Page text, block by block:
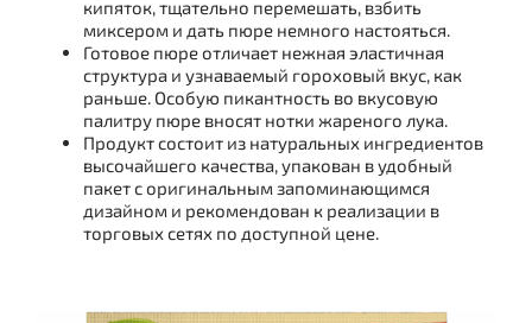
кипяток, тщательно перемешать, взбить
миксером и дать пюре немного настояться.
Готовое пюре отличает нежная эластичная
структура и узнаваемый гороховый вкус, как
раньше. Особую пикантность во вкусовую
палитру пюре вносят нотки жареного лука.
Продукт состоит из натуральных ингредиентов
высочайшего качества, упакован в удобный
пакет с оригинальным запоминающимся
дизайном и рекомендован к реализации в
торговых сетях по доступной цене.